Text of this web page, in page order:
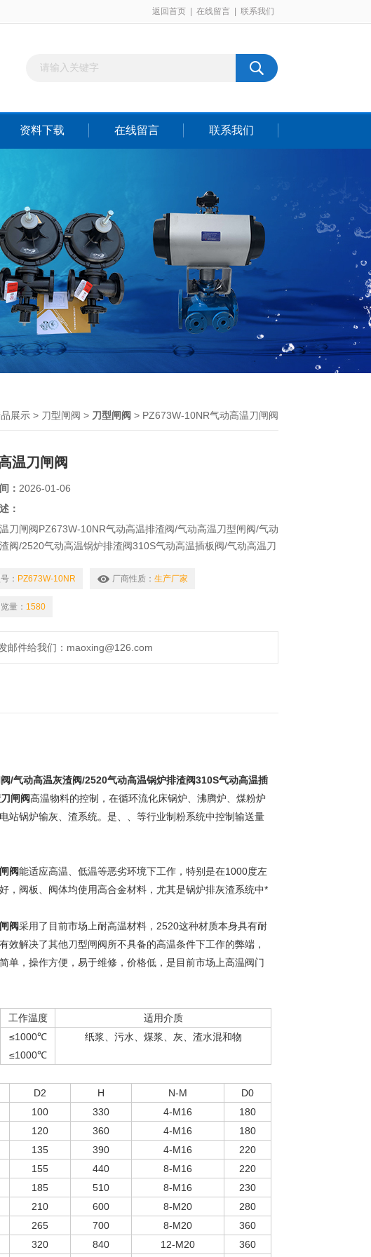
返回首页 在线留言 联系我们
资料下载 在线留言 联系我们
展示 > 刀型闸阀 > 刀型闸阀 > PZ673W-10NR气动高温刀闸阀
温刀闸阀
： 2026-01-06
：
刀闸阀PZ673W-10NR气动高温排渣阀/气动高温刀型闸阀/气动
阀/2520气动高温锅炉排渣阀310S气动高温插板阀/气动高温刀
循环流化床锅炉、沸腾炉、煤粉炉等输灰渣系统中能调节灰渣的
： PZ673W-10NR 厂商性质： 生产厂家
量： 1580
邮件给我们：maoxing@126.com
/气动高温灰渣阀/2520气动高温锅炉排渣阀310S气动高温插
闸阀高温物料的控制，在循环流化床锅炉、沸腾炉、煤粉炉
站锅炉输灰、渣系统。是、、等行业制粉系统中控制输送量
阀能适应高温、低温等恶劣环境下工作，特别是在1000度左
，阀板、阀体均使用高合金材料，尤其是锅炉排灰渣系统中*
阀采用了目前市场上耐高温材料，2520这种材质本身具有耐
解决了其他刀型闸阀所不具备的高温条件下工作的弊端，
单，操作方便，易于维修，价格低，是目前市场上高温阀门
工作温度
适用介质
≤1000℃
≤1000℃
纸浆、污水、煤浆、灰、渣水混和物
D2 H N-M
D0
100 330 4-M16
180
120 360 4-M16
180
135 390 4-M16
220
155 440 8-M16
220
185 510 8-M16
230
210 600 8-M20
280
265 700 8-M20
360
320 840 12-M20
360